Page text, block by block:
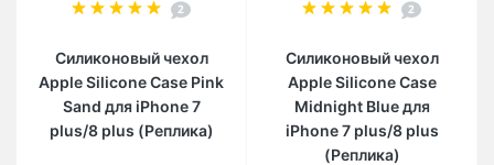
2
Силиконовый чехол
Apple Silicone Case Pink
Sand для iPhone 7
plus/8 plus (Реплика)
2
Силиконовый чехол
Apple Silicone Case
Midnight Blue для
iPhone 7 plus/8 plus
(Реплика)